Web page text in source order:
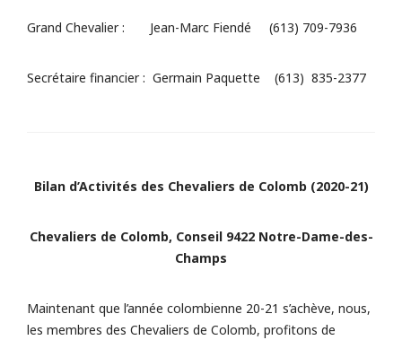
Grand Chevalier : Jean-Marc Fiendé (613) 709-7936
Secrétaire financier : Germain Paquette (613) 835-2377
Bilan d’Activités des Chevaliers de Colomb (2020-21)
Chevaliers de Colomb, Conseil 9422 Notre-Dame-des-
Champs
Maintenant que l’année colombienne 20-21 s’achève, nous,
les membres des Chevaliers de Colomb, profitons de